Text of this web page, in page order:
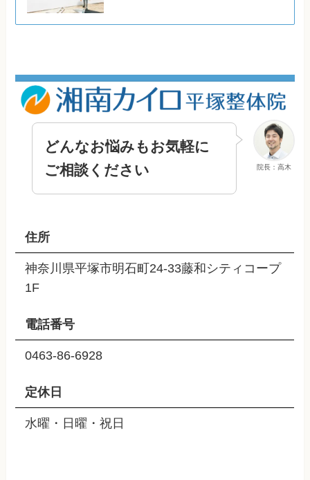
院長：高木
どんなお悩みもお気軽に
ご相談ください
住所
神奈川県平塚市明石町24-33藤和シティコープ
1F
電話番号
0463-86-6928
定休日
水曜・日曜・祝日